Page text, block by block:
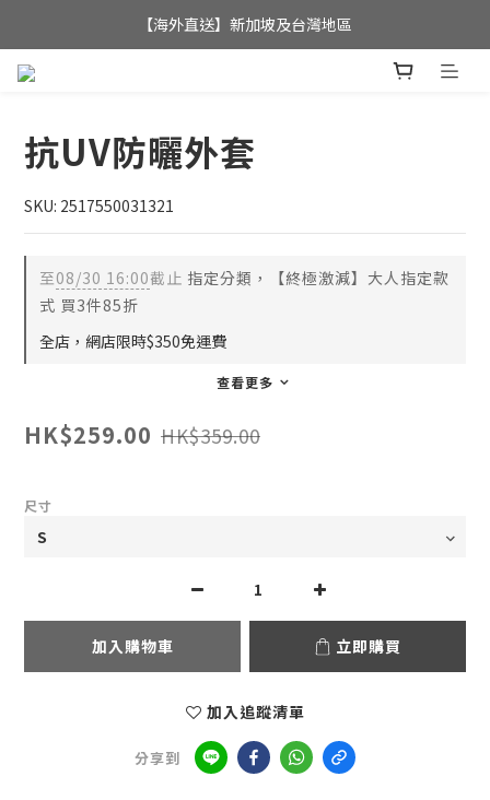
全店滿$350，即可享港澳地區免運費;
【海外直送】新加坡及台灣地區
抗UV防曬外套
SKU: 2517550031321
至08/30 16:00截止 指定分類，【終極激減】大人指定款
式 買3件85折
全店，網店限時$350免運費
查看更多
HK$259.00 HK$359.00
尺寸
加入購物車 立即購買
加入追蹤清單
分享到